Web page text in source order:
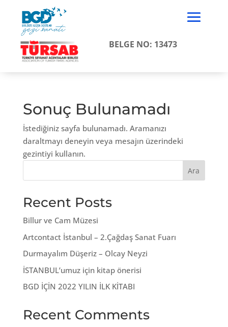
BELGE NO: 13473
Sonuç Bulunamadı
İstediğiniz sayfa bulunamadı. Aramanızı
daraltmayı deneyin veya mesajın üzerindeki
gezintiyi kullanın.
Ara
Recent Posts
Billur ve Cam Müzesi
Artcontact İstanbul – 2.Çağdaş Sanat Fuarı
Durmayalım Düşeriz – Olcay Neyzi
İSTANBUL’umuz için kitap önerisi
BGD İÇİN 2022 YILIN İLK KİTABI
Recent Comments